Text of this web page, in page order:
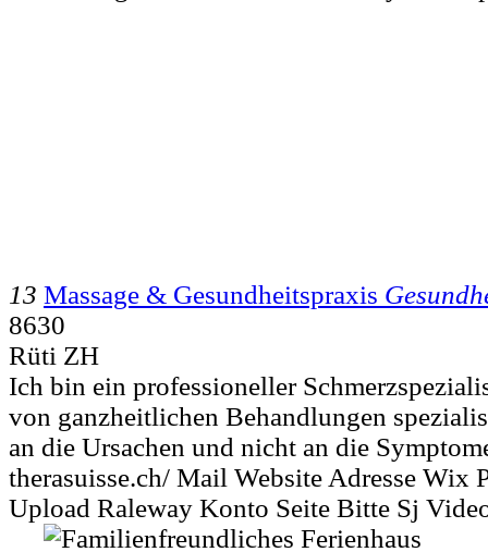
13 Massage & Gesundheitspraxis
8630
Rüti ZH
Ich bin ein professioneller
von ganzheitlichen Behandlungen
an die Ursachen und nicht an die
therasuisse.ch/ Mail Website Adresse Wix
Upload Raleway Konto Seite Bitte Sj